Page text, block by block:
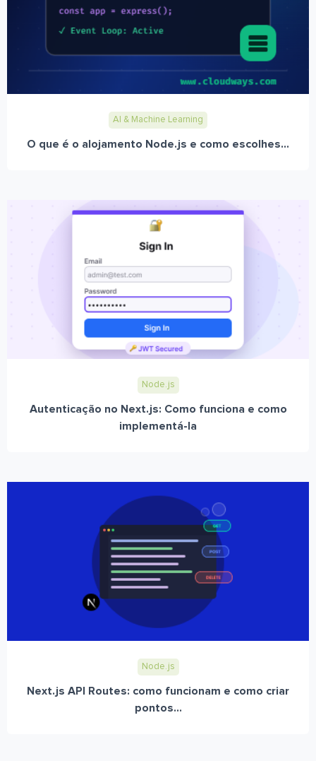
AI & Machine Learning
O que é o alojamento Node.js e como escolhes...
Node.js
Autenticação no Next.js: Como funciona e como
implementá-la
Node.js
Next.js API Routes: como funcionam e como criar
pontos...